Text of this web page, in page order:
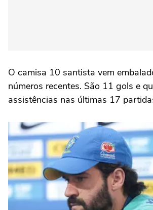
O camisa 10 santista vem
números recentes. São 11 gols e
assistências nas últimas 17